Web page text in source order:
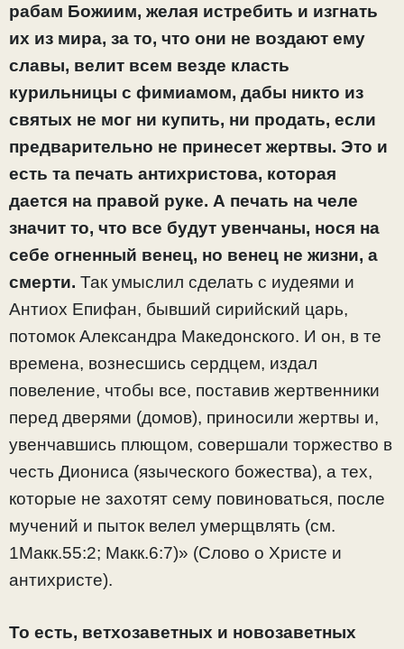
рабам Божиим, желая истребить и изгнать
их из мира, за то, что они не воздают ему
славы, велит всем везде класть
курильницы с фимиамом, дабы никто из
святых не мог ни купить, ни продать, если
предварительно не принесет жертвы. Это и
есть та печать антихристова, которая
дается на правой руке. А печать на челе
значит то, что все будут увенчаны, нося на
себе огненный венец, но венец не жизни, а
смерти. Так умыслил сделать с иудеями и
Антиох Епифан, бывший сирийский царь,
потомок Александра Македонского. И он, в те
времена, вознесшись сердцем, издал
повеление, чтобы все, поставив жертвенники
перед дверями (домов), приносили жертвы и,
увенчавшись плющом, совершали торжество в
честь Диониса (языческого божества), а тех,
которые не захотят сему повиноваться, после
мучений и пыток велел умерщвлять (см.
1Макк.55:2; Макк.6:7)» (Слово о Христе и
антихристе).
То есть, ветхозаветных и новозаветных